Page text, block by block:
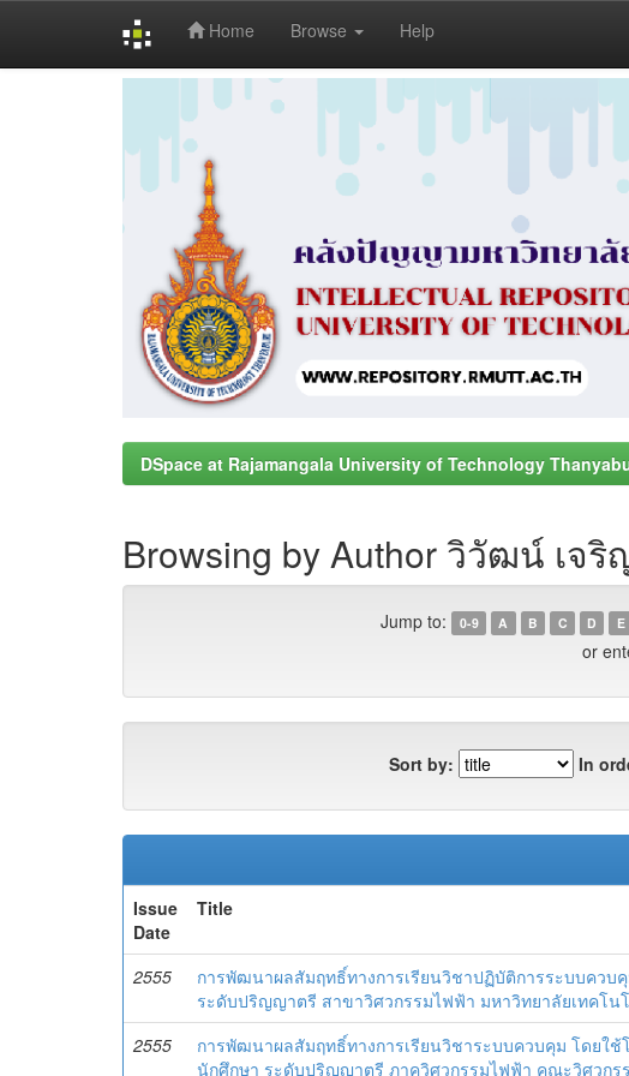
Home Browse Help
DSpace at Rajamangala University of Technology
Browsing by Author วิวัฒน์ เจ
Jump to: 0-9 A B C D E
or
Sort by: In
Issue
Date
Title
2555
การพัฒนาผลสัมฤทธิ์ทางการเรียนวิชาปฏิบัติการระบบควบ
ระดับปริญญาตรี สาขาวิศวกรรมไฟฟ้า มหาวิทยาลัยเทคโ
2555
การพัฒนาผลสัมฤทธิ์ทางการเรียนวิชาระบบควบคุม โดยใช้
นักศึกษา ระดับปริญญาตรี ภาควิศวกรรมไฟฟ้า คณะวิศวกร